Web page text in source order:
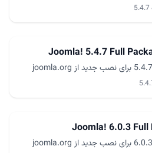
Joomla! 5.4.7 Full
Joomla! 6.0.3 Full